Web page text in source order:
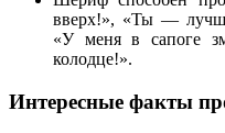
вверх!», «Ты —
«У меня в сапоге
колодце!».
Интересные факты